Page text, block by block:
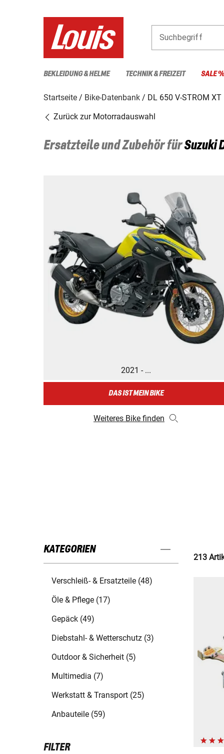
Suchbegriff
BEKLEIDUNG & HELME TECHNIK & FREIZEIT SALE %
Startseite Bike-Datenbank
DL 650 V-STROM XT
Zurück zur Motorradauswahl
Ersatzteile und Zubehör fürSuzuki
2021 - ...
DAS IST MEIN BIKE
Weiteres Bike finden
KATEGORIEN
Verschleiß- & Ersatzteile (48)
Öle & Pflege (17)
Gepäck (49)
Diebstahl- & Wetterschutz (3)
Outdoor & Sicherheit (5)
Multimedia (7)
Werkstatt & Transport (25)
Anbauteile (59)
FILTER
213